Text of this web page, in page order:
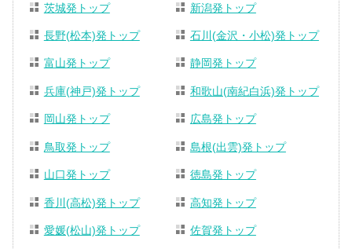
茨城発トップ 新潟発トップ
長野(松本)発トップ 石川(金沢・小松)発トップ
富山発トップ 静岡発トップ
兵庫(神戸)発トップ 和歌山(南紀白浜)発トップ
岡山発トップ 広島発トップ
鳥取発トップ 島根(出雲)発トップ
山口発トップ 徳島発トップ
香川(高松)発トップ 高知発トップ
愛媛(松山)発トップ 佐賀発トップ